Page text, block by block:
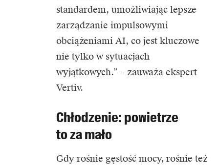
standardem, umożliwiając lepsze
zarządzanie impulsowymi
obciążeniami AI, co jest kluczowe
nie tylko w sytuacjach
wyjątkowych.” – zauważa ekspert
Vertiv.
Chłodzenie: powietrze
to za mało
Gdy rośnie gęstość mocy, rośnie też